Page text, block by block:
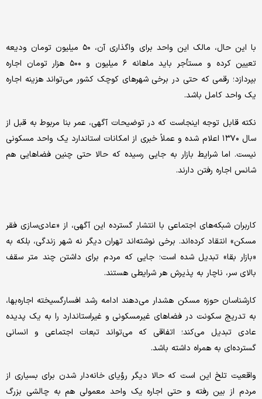
با این حال، مالک این واحد برای واگذاری آن، ۵۰ میلیون تومان ودیعه
تعیین کرده و مستأجر باید ماهانه ۶ میلیون و ۵۰۰ هزار تومان اجاره
بپردازد؛ رقمی که حتی در برخی شهرهای کوچک کشور می‌تواند هزینه اجاره
یک واحد کامل باشد.
نکته قابل توجه اینجاست که در توضیحات آگهی، عمر بنا مربوط به قبل از
سال ۱۳۷۰ اعلام شده و عملاً خبری از امکانات استاندارد یک واحد مسکونی
نیست. اما شرایط بازار به جایی رسیده که حالا حتی چنین فضاهایی هم
شانس اجاره رفتن دارند.
کاربران شبکه‌های اجتماعی با انتشار گسترده این آگهی، از «عادی‌سازی فقر
مسکن» انتقاد کرده‌اند. برخی نوشته‌اند تهران دیگر نه شهر زندگی، بلکه به
«بازار بقا» تبدیل شده است؛ جایی که مردم برای داشتن چند متر سقف
بالای سر، ناچار به پذیرش هر شرایطی هستند.
کارشناسان حوزه مسکن هشدار می‌دهند ادامه رشد افسارگسیخته اجاره‌بها،
به تدریج سکونت در فضاهای غیرمسکونی و غیراستاندارد را به یک پدیده
عادی تبدیل می‌کند؛ اتفاقی که می‌تواند تبعات اجتماعی و انسانی
گسترده‌ای به همراه داشته باشد.
واقعیت تلخ این است که حالا دیگر رؤیای خانه‌دار شدن برای بسیاری از
مردم از بین رفته و حتی اجاره یک واحد معمولی هم به چالشی بزرگ